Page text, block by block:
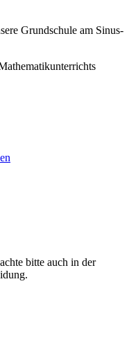
Grundschule am Sinus-
bitte auch in der